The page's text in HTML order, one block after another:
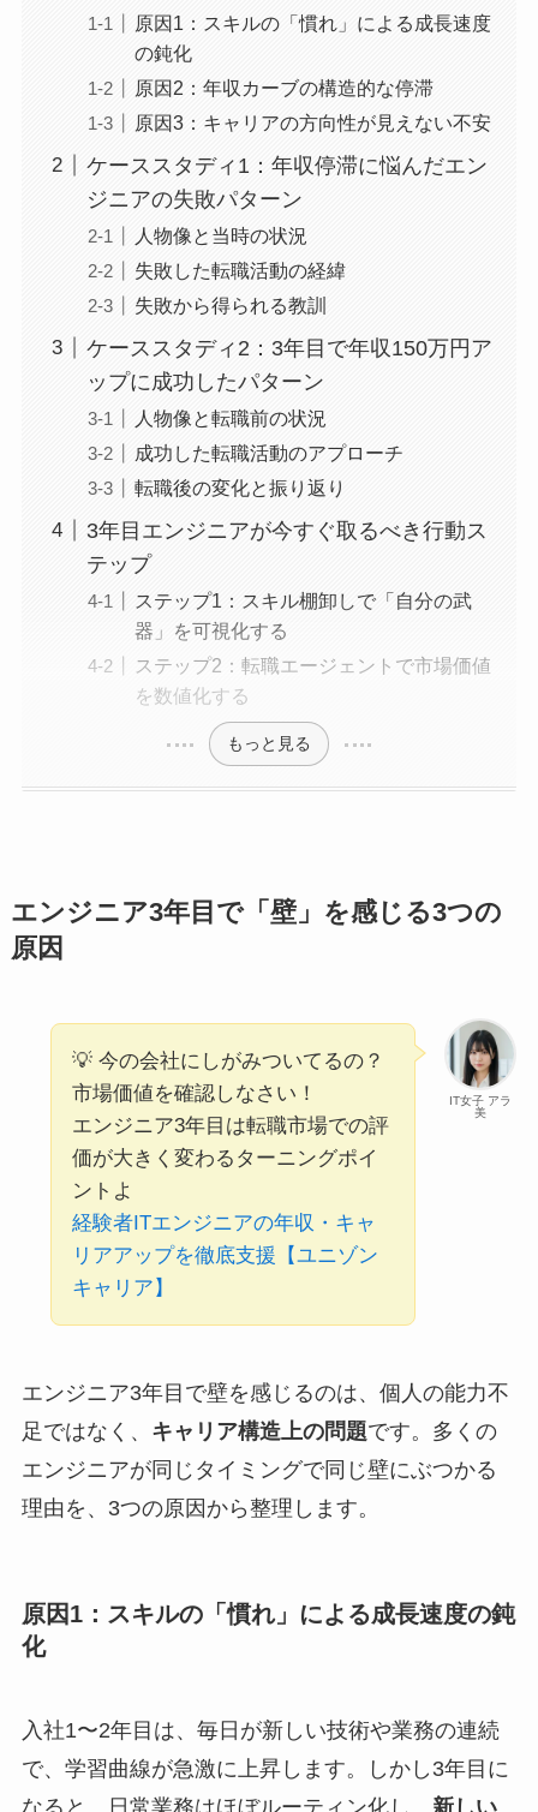
原因1：スキルの「慣れ」による成長速度
の鈍化
原因2：年収カーブの構造的な停滞
原因3：キャリアの方向性が見えない不安
ケーススタディ1：年収停滞に悩んだエン
ジニアの失敗パターン
人物像と当時の状況
失敗した転職活動の経緯
失敗から得られる教訓
ケーススタディ2：3年目で年収150万円ア
ップに成功したパターン
人物像と転職前の状況
成功した転職活動のアプローチ
転職後の変化と振り返り
3年目エンジニアが今すぐ取るべき行動ス
テップ
ステップ1：スキル棚卸しで「自分の武
器」を可視化する
ステップ2：転職エージェントで市場価値
を数値化する
もっと見る
エンジニア3年目で「壁」を感じる3つの
原因
IT女子 アラ
美
💡 今の会社にしがみついてるの？
市場価値を確認しなさい！
エンジニア3年目は転職市場での評
価が大きく変わるターニングポイ
ントよ
経験者ITエンジニアの年収・キャ
リアアップを徹底支援【ユニゾン
キャリア】
エンジニア3年目で壁を感じるのは、個人の能力不
足ではなく、 キャリア構造上の問題です。多くの
エンジニアが同じタイミングで同じ壁にぶつかる
理由を、3つの原因から整理します。
原因1：スキルの「慣れ」による成長速度の鈍
化
入社1〜2年目は、毎日が新しい技術や業務の連続
で、学習曲線が急激に上昇します。しかし3年目に
なると、日常業務はほぼルーティン化し、 新しい